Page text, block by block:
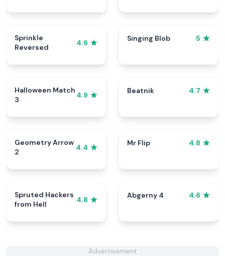
Sprinkle
Reversed
4.6
Singing Blob 5
Halloween Match
3
4.9
Beatnik 4.7
Geometry Arrow
2
4.4
Mr Flip 4.8
Spruted Hackers
from Hell
4.8
Abgerny 4 4.6
Advertisement